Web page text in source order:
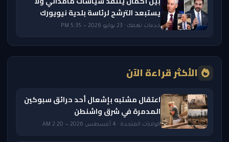
يستبعد الترشح لرئاسة بلدية نيويورك
خدمات تهمك · 23 يوليو 2026 — 5:35 PM
الأكثر قراءة الآن
اعتقال مشتبه بإشعال أحد حرائق سبوكين
المدمرة في شرق واشنطن
الولايات المتحدة · 4 أغسطس 2026 — 2:20 AM